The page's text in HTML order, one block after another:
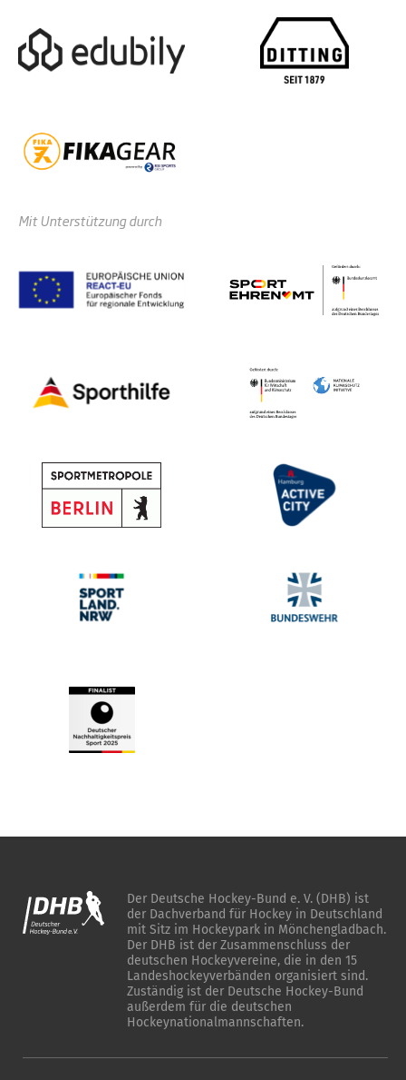
Mit Unterstützung durch
Der Deutsche Hockey-Bund e. V. (DHB) ist
der Dachverband für Hockey in Deutschland
mit Sitz im Hockeypark in Mönchengladbach.
Der DHB ist der Zusammenschluss der
deutschen Hockeyvereine, die in den 15
Landeshockeyverbänden organisiert sind.
Zuständig ist der Deutsche Hockey-Bund
außerdem für die deutschen
Hockeynationalmannschaften.